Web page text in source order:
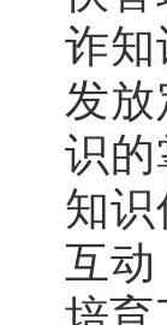
诈
发
识
知
互